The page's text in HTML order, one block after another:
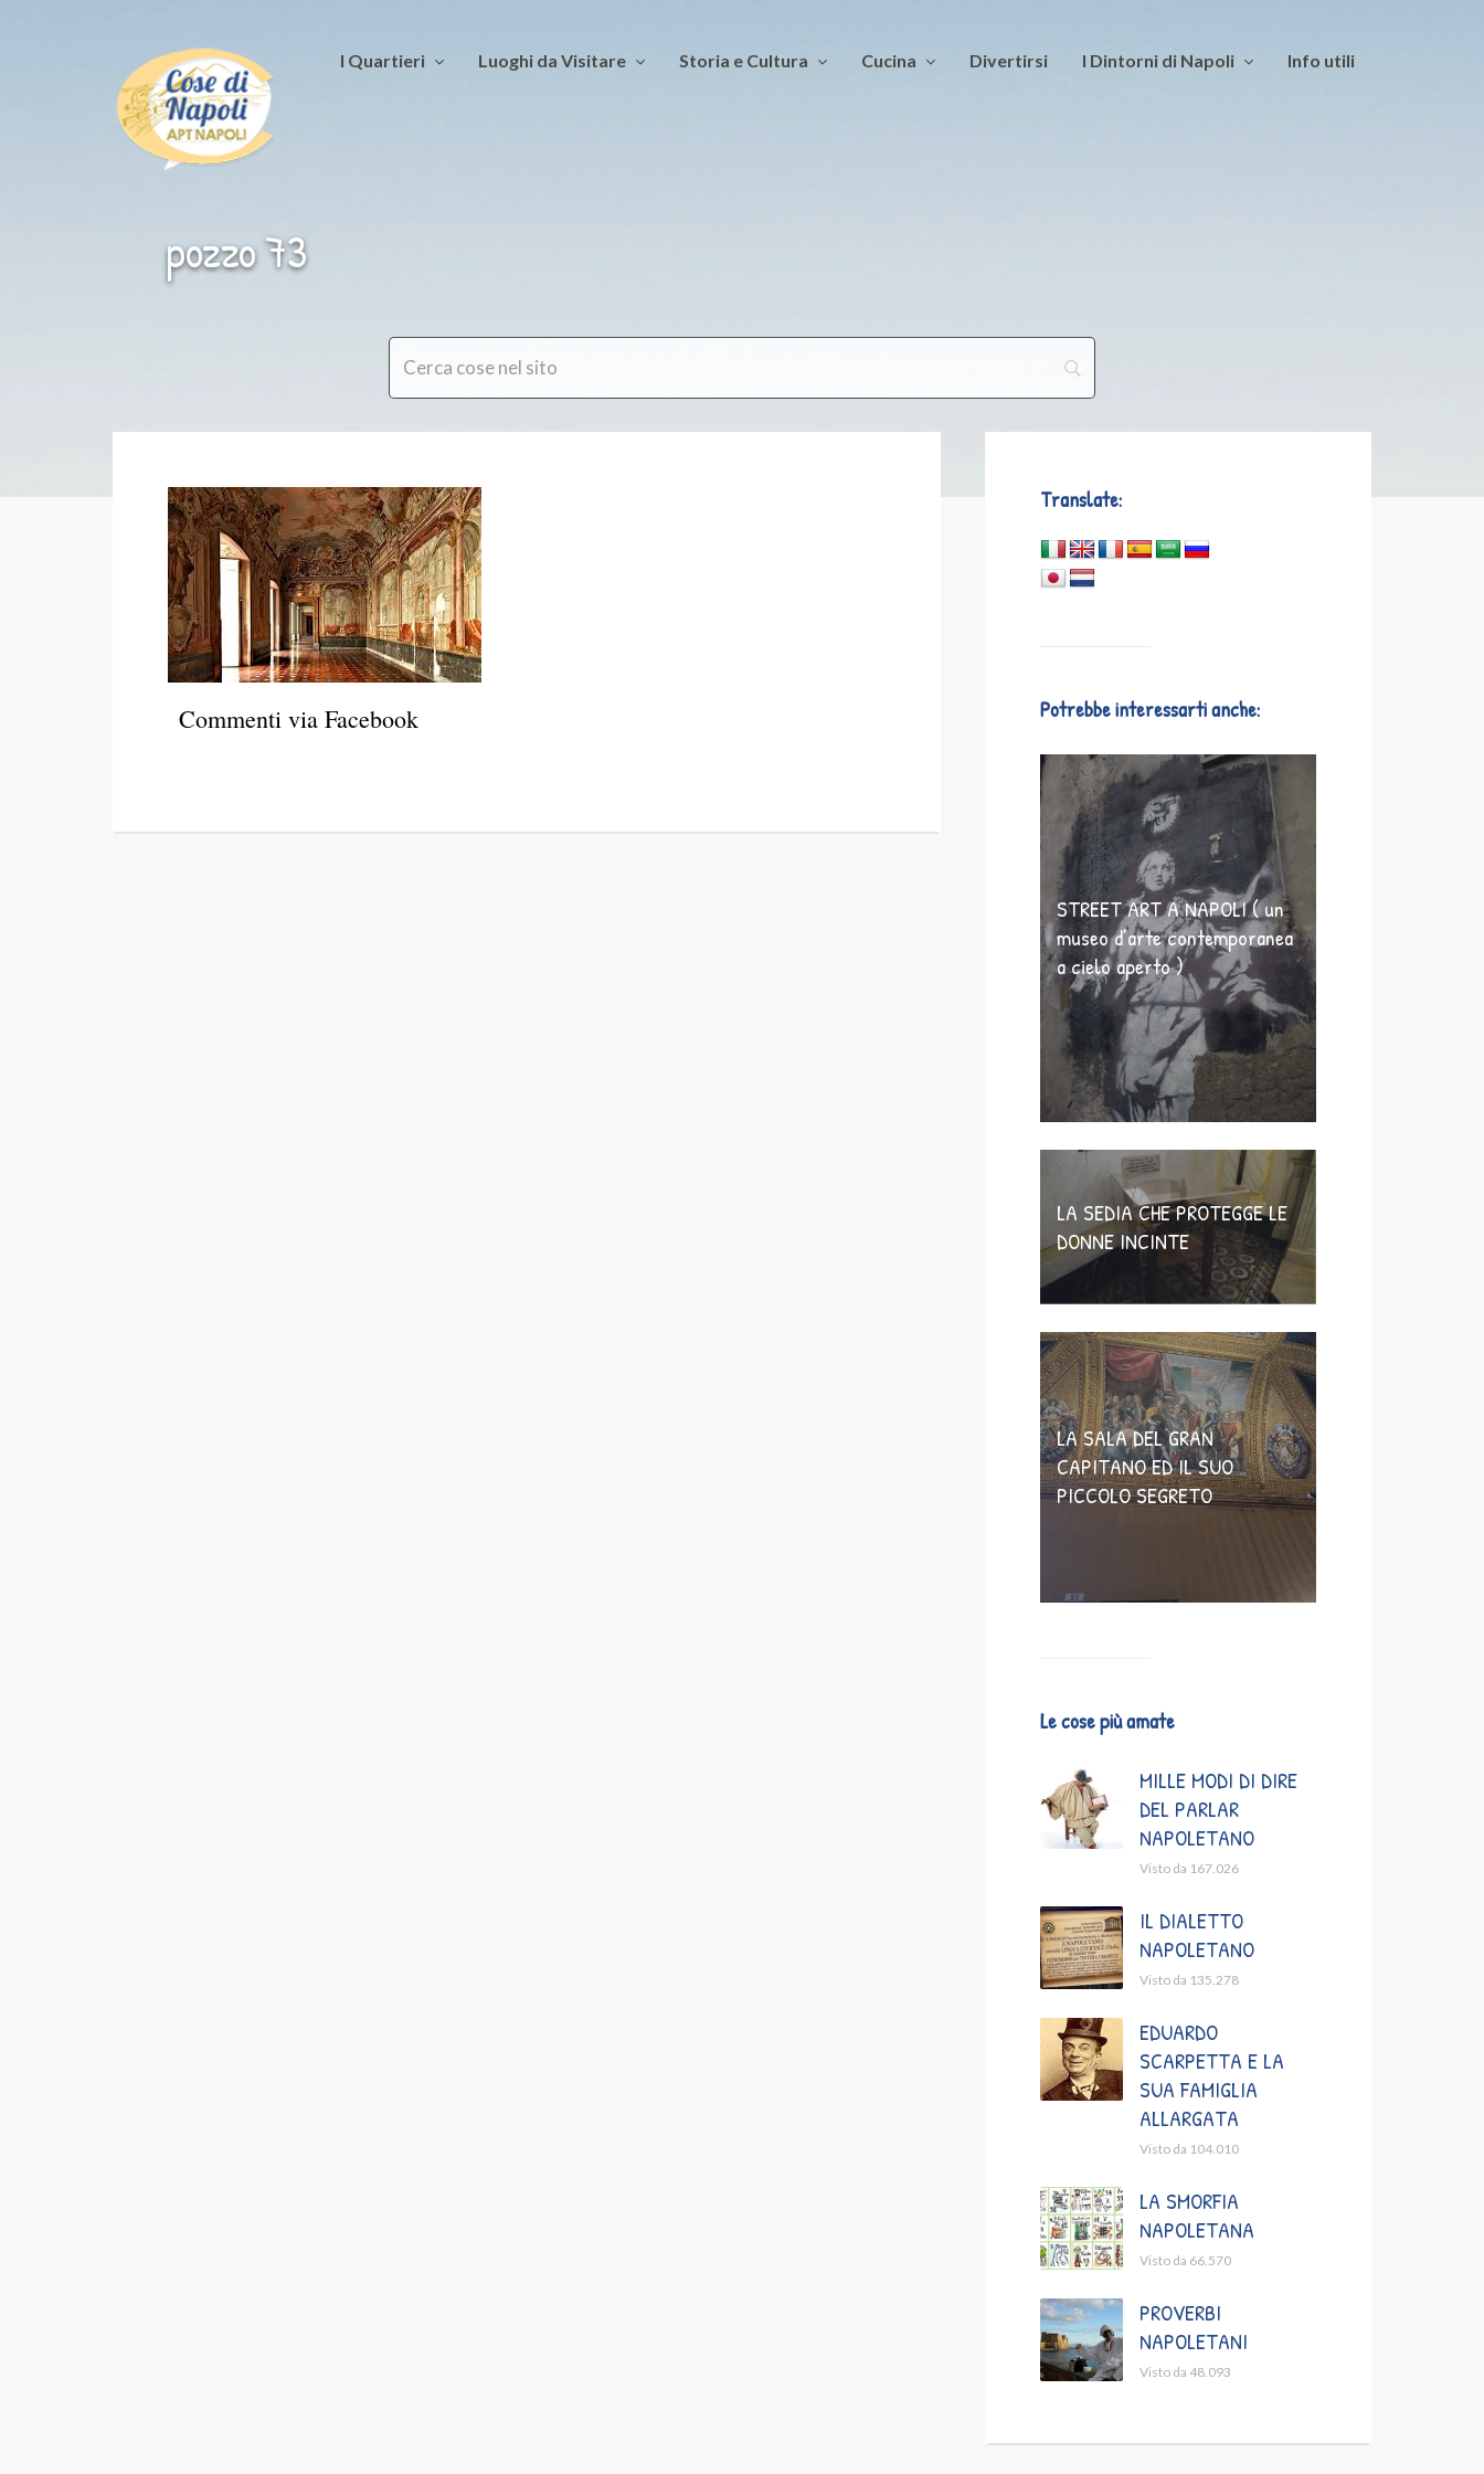
I Quartieri Luoghi da Visitare Storia e Cultura Cucina Divertirsi I Dintorni di Napoli Info utili
pozzo 73
Commenti via Facebook
Translate:
Potrebbe interessarti anche:
STREET ART A NAPOLI ( un
museo d’arte contemporanea
a cielo aperto )
LA SEDIA CHE PROTEGGE LE
DONNE INCINTE
LA SALA DEL GRAN
CAPITANO ED IL SUO
PICCOLO SEGRETO
Le cose più amate
MILLE MODI DI DIRE
DEL PARLAR
NAPOLETANO
Visto da 167.026
IL DIALETTO
NAPOLETANO
Visto da 135.278
EDUARDO
SCARPETTA E LA
SUA FAMIGLIA
ALLARGATA
Visto da 104.010
LA SMORFIA
NAPOLETANA
Visto da 66.570
PROVERBI
NAPOLETANI
Visto da 48.093